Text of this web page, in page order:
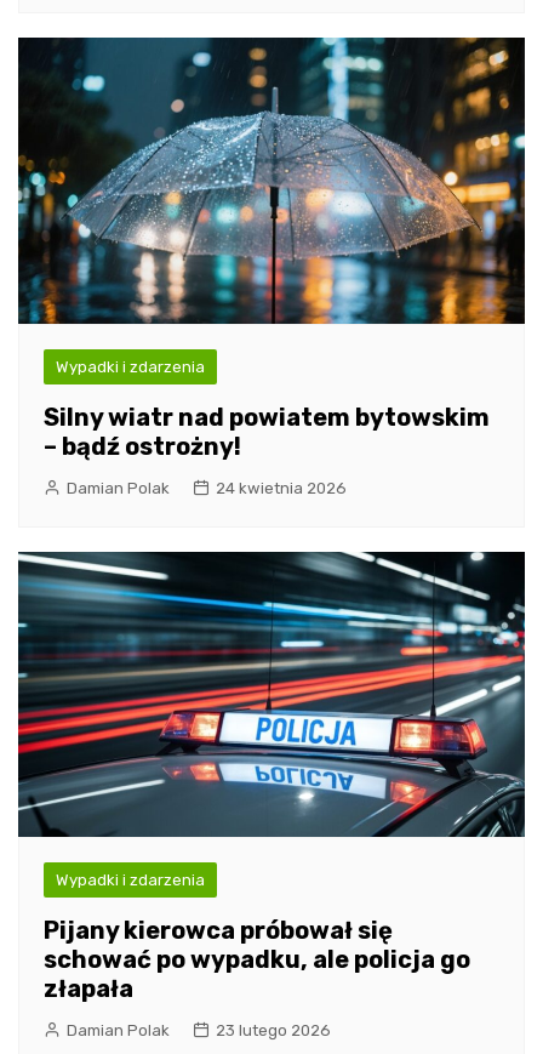
Wypadki i zdarzenia
Silny wiatr nad powiatem bytowskim
– bądź ostrożny!
Damian Polak 24 kwietnia 2026
Wypadki i zdarzenia
Pijany kierowca próbował się
schować po wypadku, ale policja go
złapała
Damian Polak 23 lutego 2026